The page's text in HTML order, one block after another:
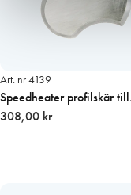
Art. nr 4139
Speedheater profilskär till
färgskrapa
308,00 kr